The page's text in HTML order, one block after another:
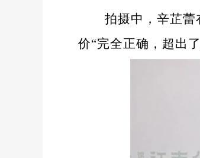
拍摄中，辛芷
价“完全正确，超出